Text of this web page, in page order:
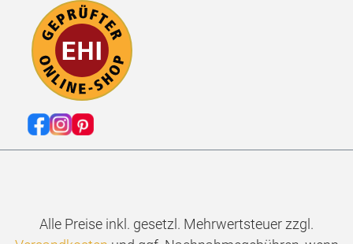
Alle Preise inkl. gesetzl. Mehrwertsteuer zzgl.